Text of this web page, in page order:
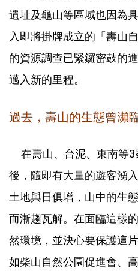
遺址及龜山等區域也因為
入即將掛牌成立的「壽山
的資源調查已緊鑼密鼓的
邁入新的里程。
過去，壽山的生態曾瀕
在壽山、台泥、東南等3
後，隨即有大量的遊客湧
土地與日俱增，山中的生
而漸趨瓦解。在面臨這樣
然環境，並決心要保護這
如柴山自然公園促進會、